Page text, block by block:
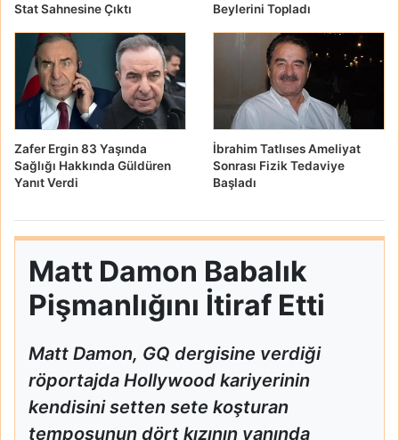
Stat Sahnesine Çıktı
Beylerini Topladı
Zafer Ergin 83 Yaşında
Sağlığı Hakkında Güldüren
Yanıt Verdi
İbrahim Tatlıses Ameliyat
Sonrası Fizik Tedaviye
Başladı
Matt Damon Babalık
Pişmanlığını İtiraf Etti
Matt Damon, GQ dergisine verdiği
röportajda Hollywood kariyerinin
kendisini setten sete koşturan
temposunun dört kızının yanında